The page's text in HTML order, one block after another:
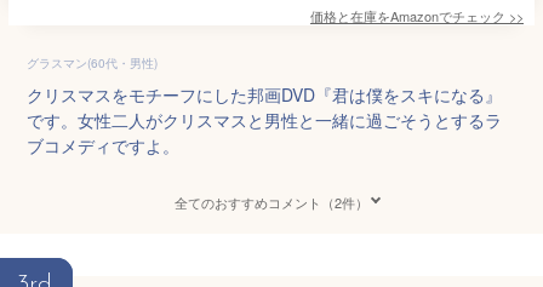
価格と在庫をAmazonでチェック >>
グラスマン(60代・男性)
クリスマスをモチーフにした邦画DVD『君は僕をスキになる』
です。女性二人がクリスマスと男性と一緒に過ごそうとするラ
ブコメディですよ。
全てのおすすめコメント（2件）